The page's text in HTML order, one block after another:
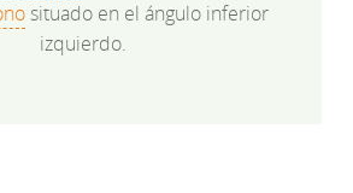
situado en el ángulo inferior
izquierdo.